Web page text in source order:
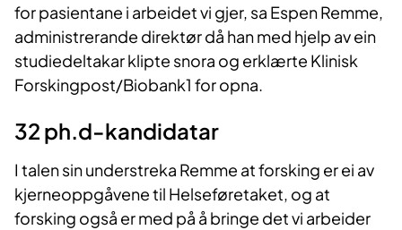
for pasientane i arbeidet vi gjer, sa Espen Remme,
administrerande direktør då han med hjelp av ein
studiedeltakar klipte snora og erklærte Klinisk
Forskingpost/Biobank1 for opna.
32 ph.d-kandidatar
I talen sin understreka Remme at forsking er ei av
kjerneoppgåvene til Helseføretaket, og at
forsking også er med på å bringe det vi arbeider